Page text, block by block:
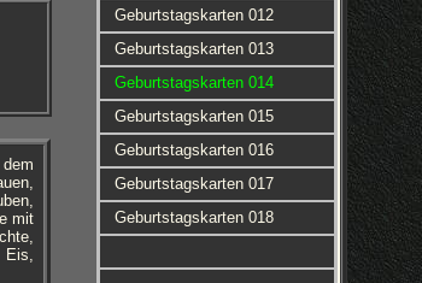
mit
Eis,
Geburtstagskarten 012
Geburtstagskarten 013
Geburtstagskarten 014
Geburtstagskarten 015
Geburtstagskarten 016
Geburtstagskarten 017
Geburtstagskarten 018